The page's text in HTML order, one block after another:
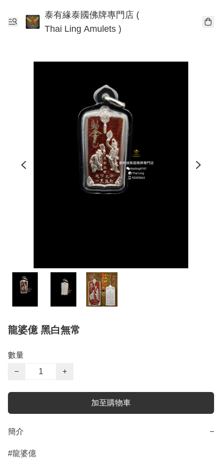
泰有緣泰國佛牌專門店 (
Thai Ling Amulets )
龍婆億 黑白無常
數量
−
+
加至購物車
簡介 −
#龍婆億